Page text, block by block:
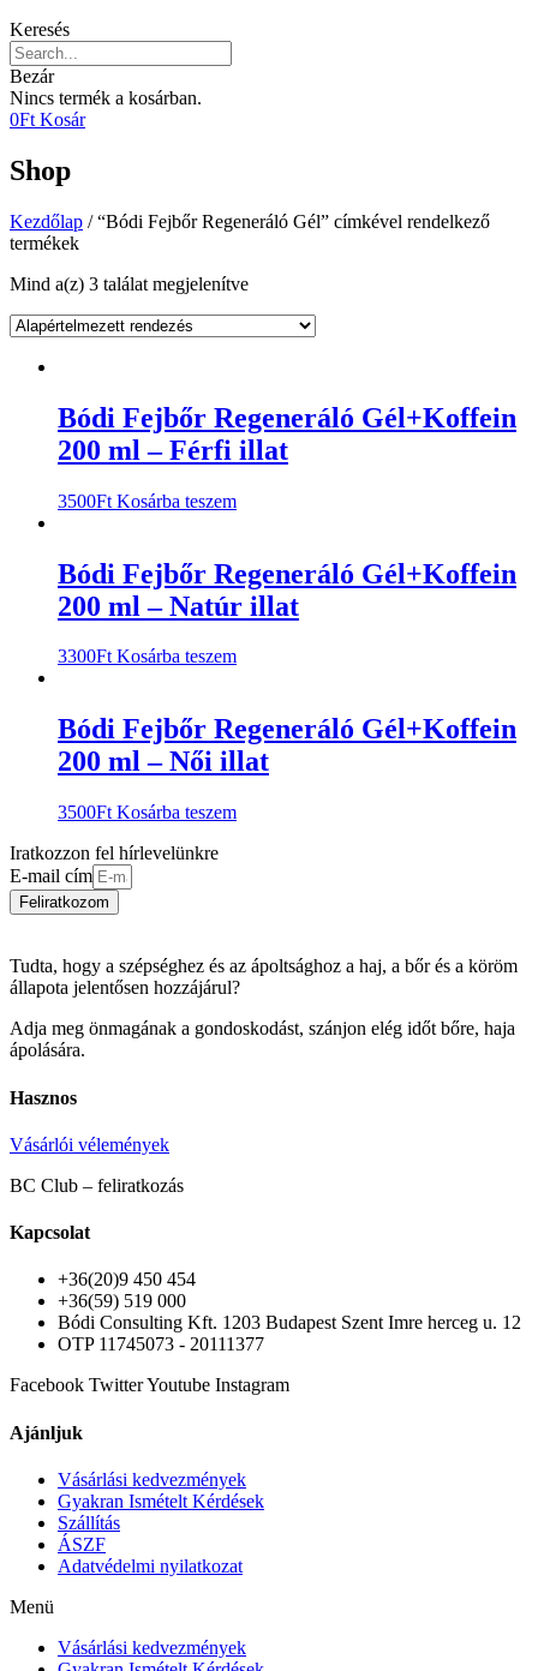
Keresés
Bezár
Nincs termék a kosárban.
0Ft Kosár
Shop
Kezdőlap / “Bódi Fejbőr Regeneráló Gél” címkével rendelkező
termékek
Mind a(z) 3 találat megjelenítve
Bódi Fejbőr Regeneráló Gél+Koffein
200 ml – Férfi illat
3500Ft Kosárba teszem
Bódi Fejbőr Regeneráló Gél+Koffein
200 ml – Natúr illat
3300Ft Kosárba teszem
Bódi Fejbőr Regeneráló Gél+Koffein
200 ml – Női illat
3500Ft Kosárba teszem
Iratkozzon fel hírlevelünkre
E-mail cím
Feliratkozom
Tudta, hogy a szépséghez és az ápoltsághoz a haj, a bőr és a köröm
állapota jelentősen hozzájárul?
Adja meg önmagának a gondoskodást, szánjon elég időt bőre, haja
ápolására.
Hasznos
Vásárlói vélemények
BC Club – feliratkozás
Kapcsolat
+36(20)9 450 454
+36(59) 519 000
Bódi Consulting Kft. 1203 Budapest Szent Imre herceg u. 12
OTP 11745073 - 20111377
Facebook TwitterYoutube Instagram
Ajánljuk
Vásárlási kedvezmények
Gyakran Ismételt Kérdések
Szállítás
ÁSZF
Adatvédelmi nyilatkozat
Menü
Vásárlási kedvezmények